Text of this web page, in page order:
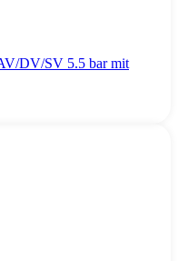
DV/SV 5.5 bar mit